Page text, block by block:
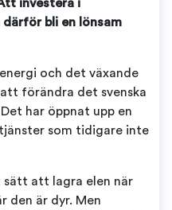
investera i
bli en lönsam
och det växande
förändra det svenska
har öppnat upp en
som tidigare inte
sätt att lagra elen när
den är dyr. Men